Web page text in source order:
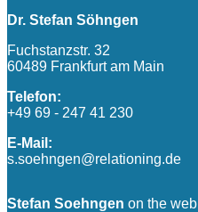
Dr. Stefan Söhngen
Fuchstanzstr. 32
60489 Frankfurt am Main
Telefon:
+49 69 - 247 41 230
E-Mail:
s.soehngen@relationing.de
Stefan Soehngen on the web